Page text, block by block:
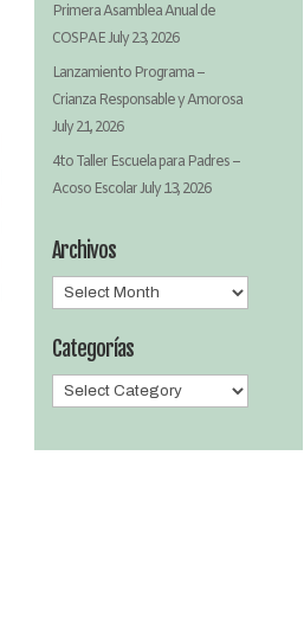
Primera Asamblea Anual de
COSPAEJuly 23, 2026
Lanzamiento Programa –
Crianza Responsable y Amorosa
July 21, 2026
4to Taller Escuela para Padres –
Acoso EscolarJuly 13, 2026
Archivos
Archivos
Categorías
Categorías